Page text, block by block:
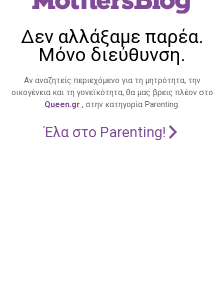
Δεν αλλάξαμε παρέα.
Μόνο διεύθυνση.
Αν αναζητείς περιεχόμενο για τη μητρότητα, την
οικογένεια και τη γονεϊκότητα, θα μας βρεις πλέον στο
Queen.gr , στην κατηγορία Parenting.
Έλα στο Parenting!